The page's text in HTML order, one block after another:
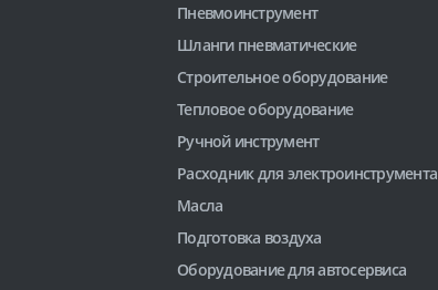
Пневмоинструмент
Шланги пневматические
Строительное оборудование
Тепловое оборудование
Ручной инструмент
Расходник для электроинструмента
Масла
Подготовка воздуха
Оборудование для автосервиса